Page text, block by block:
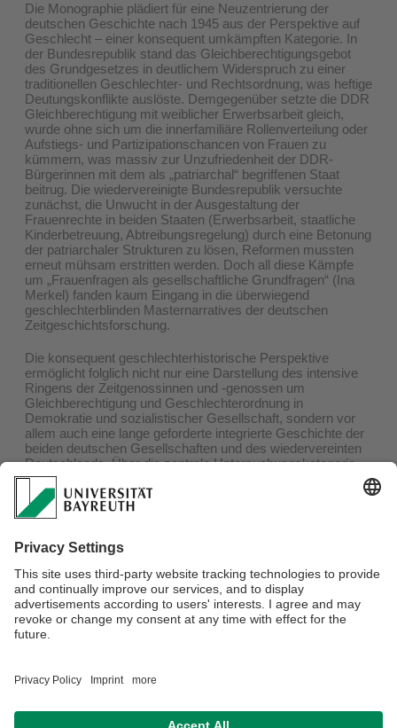
Die Monographie plädiert für eine Neuzentrierung der
deutschen Geschichte nach 1945 aus der Perspektive auf
Geschlecht – einer konsequent umkämpften Kategorie. In
der Bundesrepublik stand das Gleichberechtigungsgebot
des Grundgesetzes in deutlichem Widerspruch zu einer
traditionellen Geschlechter- und Rechtsordnung, was heftige
Deutungskonflikte auslöste. Demgegenüber setzte die DDR
Gleichberechtigung mit weiblicher Erwerbsarbeit gleich,
wurde ohne sich um die innerfamiliäre Rollenverteilung oder
Aufstiegs- und Partizipationschancen von Frauen zu
kümmern, was massiv zur Unzufriedenheit der DDR-
Bürgerinnen mit dem als „patriarchal“ begriffenen Staat
beitrug. Die wiedervereinigte Bundesrepublik versuchte
zunächst, die Unwucht in der Ausgestaltung der
Frauenrechte in beiden Staaten (Erwerbsarbeit, staatliche
Kinderbetreuung, Abtreibungsregelung) durch eine Betonung
der patriarchaler Strukturen zu lösen, Reformen mussten
erneut mühsam erstritten werden. Doch all diese Kämpfe
um „Frauenfragen als gesellschaftliche Grundfragen“ (Ina
Merkel) fanden kaum Eingang in die überwiegend
geschlechterblinden Masternarratives der deutschen
Zeitgeschichtsforschung.
Die konsequent geschlechterhistorische Perspektive
ermöglicht folglich nicht nur eine Darstellung des intensive
Ringens der Zeitgenossinnen und -genossen um
Gleichberechtigung und Geschlechterordnung in
Demokratie und sozialistischer Gesellschaft, sondern vor
allem auch eine lange geforderte integrierte Geschichte der
beiden deutschen Gesellschaften und des wiedervereinten
Deutschlands. Über die zentrale Untersuchungskategorie
Geschlecht lassen sich longue-durée Perspektive,
intersektionale Analyse und transnationale
Kontextualisierung verbinden. So werden neue Zäsuren der
Zeitgeschichte sichtbar, andere verlieren ihre Prägnanz. Vor
allem aber treten Frauen als politische und gesellschaftliche
Akteurinnen in den Fokus zeithistorischer Analyse. Drei
Zugriffe auf Geschlecht und Staat, Geschlecht und Arbeit,
Geschlecht und Raum strukturieren die Untersuchung.